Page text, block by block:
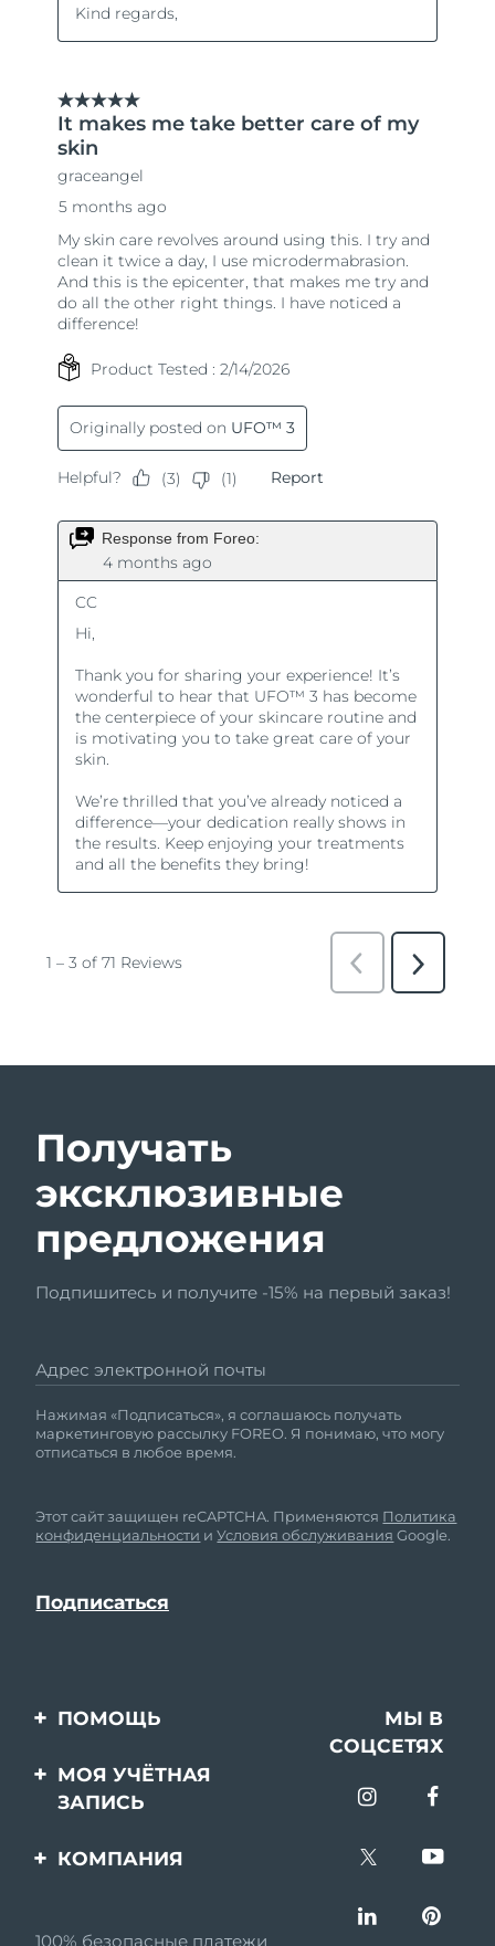
Получать
эксклюзивные
предложения
Подпишитесь и получите -15% на первый заказ!
Адрес электронной почты
Нажимая «Подписаться», я соглашаюсь получать
маркетинговую рассылку FOREO. Я понимаю, что могу
отписаться в любое время.
Этот сайт защищен reCAPTCHA. Применяются Политика
конфиденциальности иУсловия обслуживания Google.
ПОМОЩЬ
Свяжитесь с нами
Заказ и доставка
Гарантия и возврат
Информация о
МЫ В
СОЦСЕТЯХ
МОЯ УЧЁТНАЯ
ЗАПИСЬ
Регистрация продукта
КОМПАНИЯ
100% безопасные платежи